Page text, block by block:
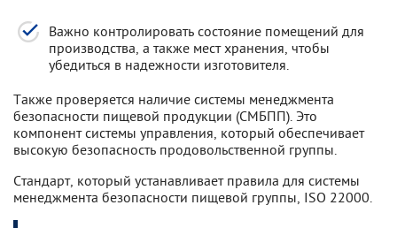
Важно контролировать состояние помещений для
производства, а также мест хранения, чтобы
убедиться в надежности изготовителя.
Также проверяется наличие системы менеджмента
безопасности пищевой продукции (СМБПП). Это
компонент системы управления, который обеспечивает
высокую безопасность продовольственной группы.
Стандарт, который устанавливает правила для системы
менеджмента безопасности пищевой группы, ISO 22000.